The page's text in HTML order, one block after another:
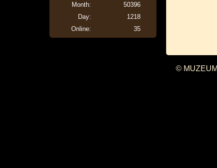
Online: 35
Month:
50396
Day:
1218
©